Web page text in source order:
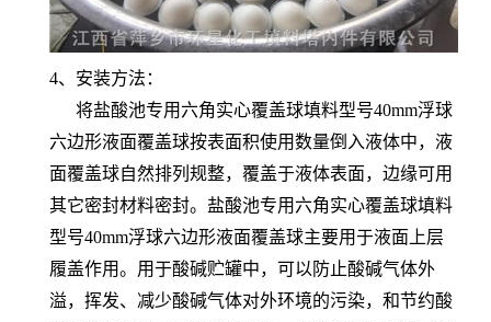
4、安装方法：
将盐酸池专用六角实心覆盖球填料型号40mm浮球
六边形液面覆盖球按表面积使用数量倒入液体中，液
面覆盖球自然排列规整，覆盖于液体表面，边缘可用
其它密封材料密封。盐酸池专用六角实心覆盖球填料
型号40mm浮球六边形液面覆盖球主要用于液面上层
履盖作用。用于酸碱贮罐中，可以防止酸碱气体外
溢，挥发、减少酸碱气体对外环境的污染，和节约酸